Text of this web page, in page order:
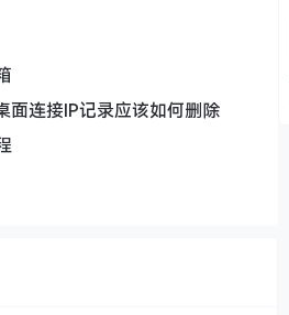
连接IP记录应该如何删除